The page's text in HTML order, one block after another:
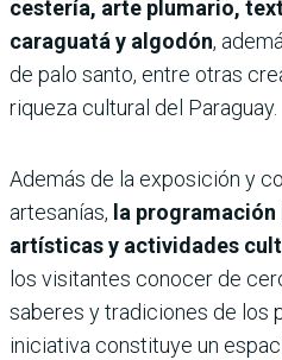
cestería, arte plumario,
caraguatá y algodón,
de palo santo, entre otras
riqueza cultural del Paraguay.
Además de la exposición y
artesanías, la
artísticas y actividades
los visitantes conocer de
saberes y tradiciones de los
iniciativa constituye un